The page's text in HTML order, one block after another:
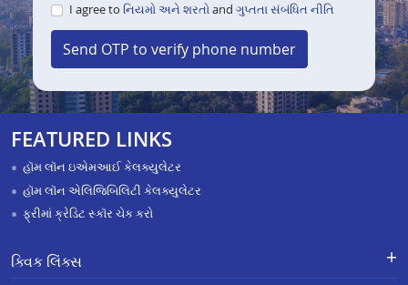
I agree to નિયમો અને શરતોand ગુપ્તતા સંબંધિત નીતિ
Send OTP to verify phone number
FEATURED LINKS
હૉમ લૉન ઇએમઆઈ કેલક્યુલેટર
હૉમ લૉન એલિજિબિલિટી કેલક્યુલેટર
ફ્રીમાં ક્રેડિટ સ્કૉર ચેક કરો
ક્વિક લિંક્સ